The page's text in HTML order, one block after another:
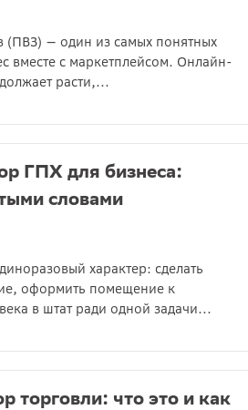
(ПВЗ) — один из самых понятных
вместе с маркетплейсом. Онлайн-
расти,...
ГПХ для бизнеса:
словами
характер: сделать
оформить помещение к
в штат ради одной задачи...
торговли: что это и как